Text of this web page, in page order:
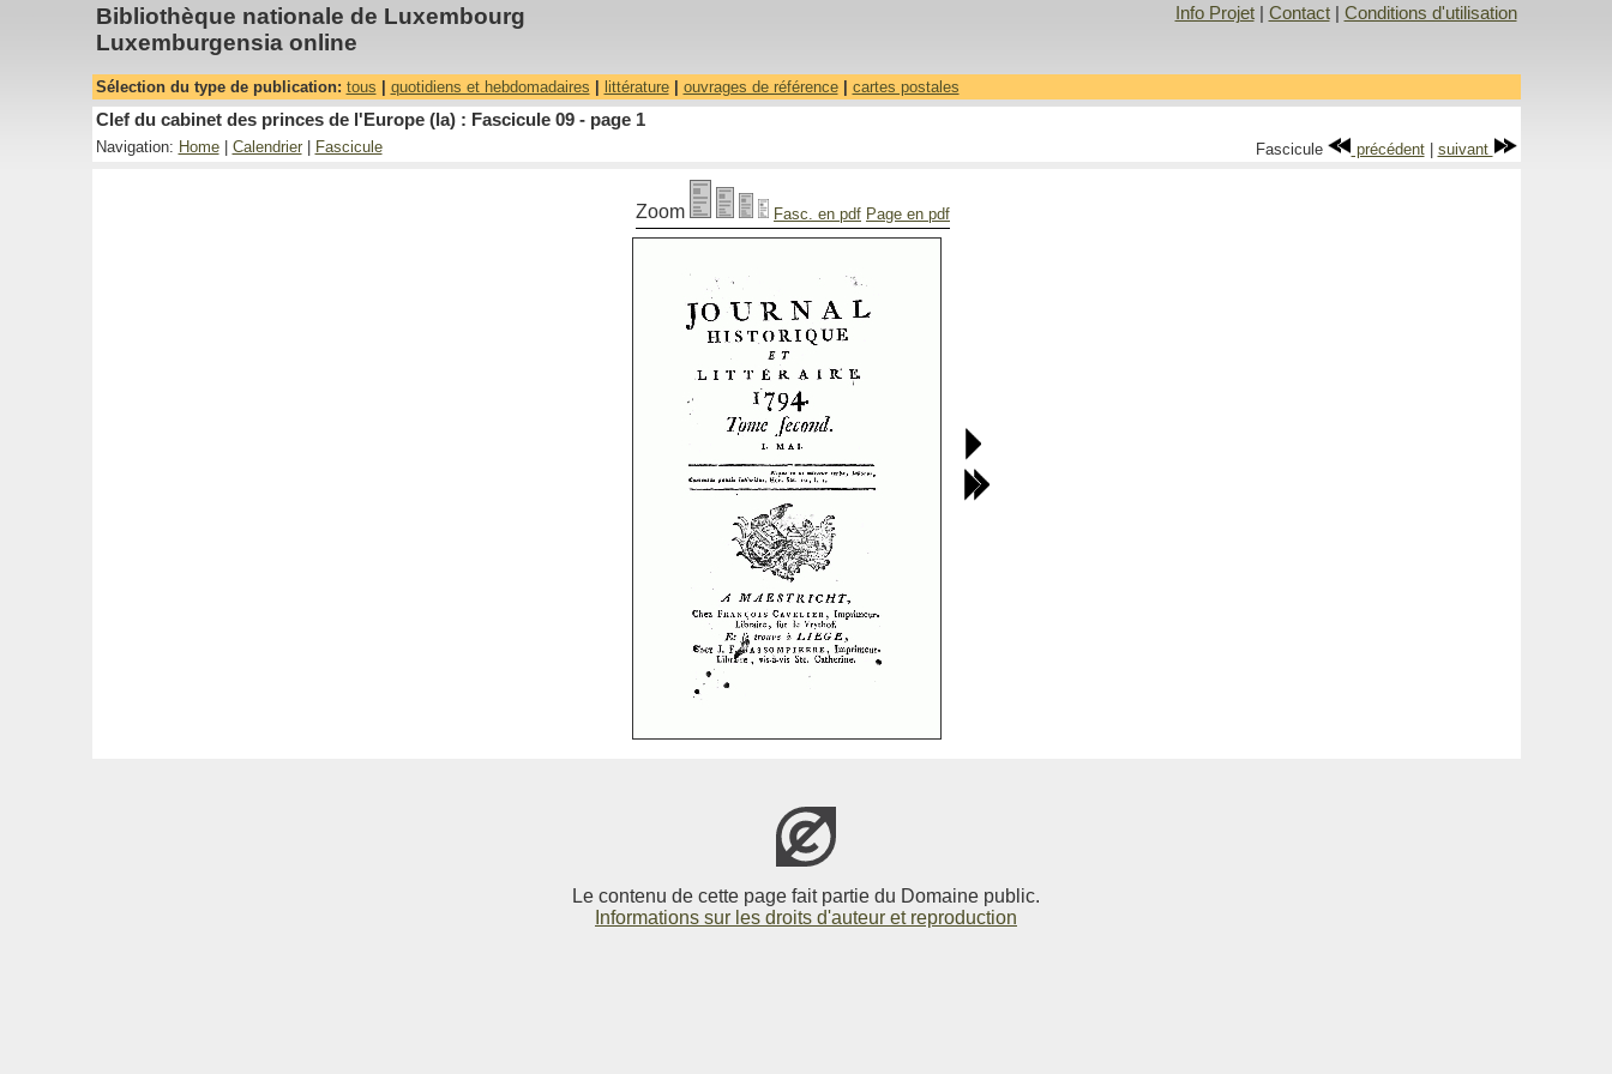
Bibliothèque nationale de Luxembourg
Luxemburgensia online
Info Projet| Contact| Conditions d'utilisation
Sélection du type de publication: tous quotidiens et hebdomadaires littérature| ouvrages de référence| cartes postales
Clef du cabinet des princes de l'Europe (la) : Fascicule 09 - page 1
Navigation: Home| Calendrier| Fascicule Fascicule précédent| suivant
Zoom Fasc. en pdf Page en pdf
Le contenu de cette page fait partie du Domaine public.
Informations sur les droits d'auteur et reproduction